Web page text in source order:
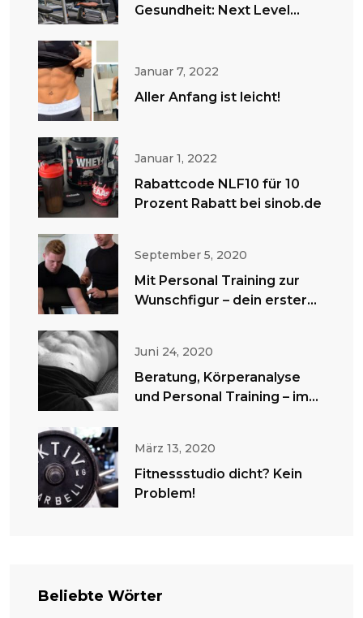
Gesundheit: Next Level
Januar 7, 2022
Aller Anfang ist leicht!
Januar 1, 2022
Rabattcode NLF10 für 10
Prozent Rabatt bei sinob.de
September 5, 2020
Mit Personal Training zur
Wunschfigur – dein erster
Juni 24, 2020
Beratung, Körperanalyse
und Personal Training – im
März 13, 2020
Fitnessstudio dicht? Kein
Problem!
Beliebte Wörter